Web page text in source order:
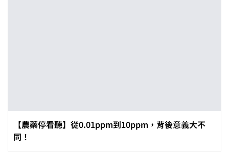
【農藥停看聽】從0.01ppm到10ppm，背後意義大不
同！